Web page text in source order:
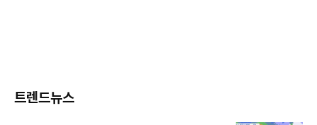
트렌드뉴스